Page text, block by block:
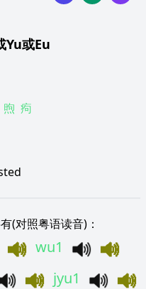
Yu或Eu
煦 痀
(对照粤语读音)：
wu1
jyu1